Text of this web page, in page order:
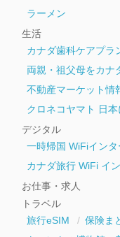
ラーメン
生活
カナダ歯科ケアプラ
両親・祖父母をカナ
不動産マーケット情
クロネコヤマト 日本
デジタル
一時帰国 WiFiインタ
カナダ旅行 WiFi イ
お仕事・求人
トラベル
旅行eSIM
保険ま